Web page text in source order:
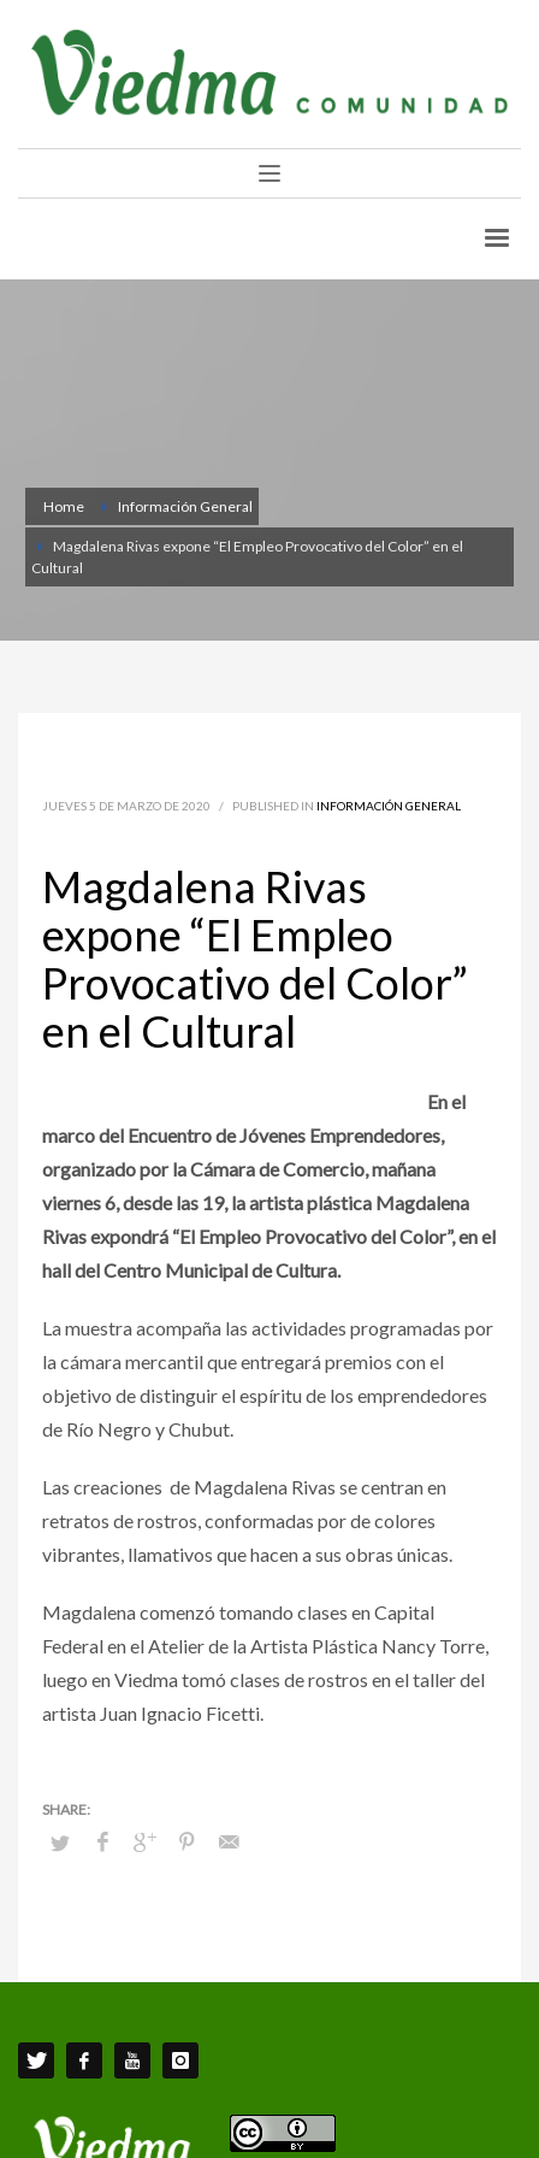
Home Información General
Magdalena Rivas expone “El Empleo Provocativo del Color” en el
Cultural
JUEVES 5 DE MARZO DE 2020 / PUBLISHED IN INFORMACIÓN GENERAL
Magdalena Rivas
expone “El Empleo
Provocativo del Color”
en el Cultural
En el
marco del Encuentro de Jóvenes Emprendedores,
organizado por la Cámara de Comercio, mañana
viernes 6, desde las 19, la artista plástica Magdalena
Rivas expondrá “El Empleo Provocativo del Color”, en el
hall del Centro Municipal de Cultura.
La muestra acompaña las actividades programadas por
la cámara mercantil que entregará premios con el
objetivo de distinguir el espíritu de los emprendedores
de Río Negro y Chubut.
Las creaciones de Magdalena Rivas se centran en
retratos de rostros, conformadas por de colores
vibrantes, llamativos que hacen a sus obras únicas.
Magdalena comenzó tomando clases en Capital
Federal en el Atelier de la Artista Plástica Nancy Torre,
luego en Viedma tomó clases de rostros en el taller del
artista Juan Ignacio Ficetti.